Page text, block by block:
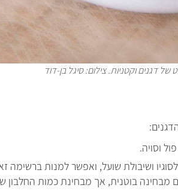
של דגנים וקטניות. צילום: סיגל בן-דוד
וסויה.
ושיבולת שועל, ואפשר למנות
בוטנית, אך מבחינת כמות החלבון